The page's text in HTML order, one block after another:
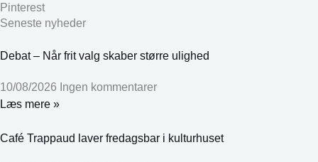
Pinterest
Seneste nyheder
Debat – Når frit valg skaber større ulighed
10/08/2026 Ingen kommentarer
Læs mere »
Café Trappaud laver fredagsbar i kulturhuset